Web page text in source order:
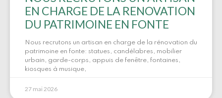
EN CHARGE DE LA RENOVATION
DU PATRIMOINE EN FONTE
Nous recrutons un artisan en charge de la rénovation du
patrimoine en fonte: statues, candélabres, mobilier
urbain, garde-corps, appuis de fenêtre, fontaines,
kiosques à musique,
27 mai 2026